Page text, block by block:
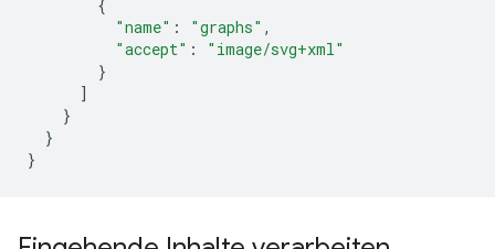
{
"name" : "graphs" ,
"accept" :
"image/svg+xml"
}
]
}
}
}